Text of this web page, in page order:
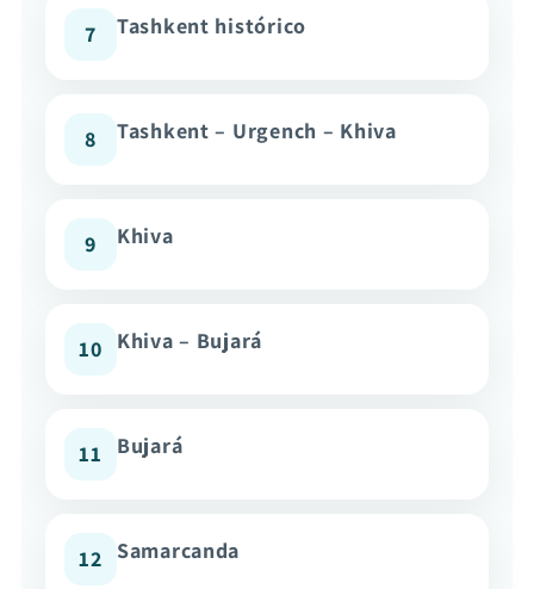
7 Tashkent histórico
8 Tashkent – Urgench – Khiva
9 Khiva
10 Khiva – Bujará
11 Bujará
12 Samarcanda